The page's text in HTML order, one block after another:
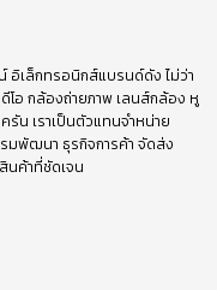
อิเล็กทรอนิกส์แบรนด์ดัง ไม่ว่า
โอ กล้องถ่ายภาพ เลนส์กล้อง หู
รัน เราเป็นตัวแทนจำหน่าย
มพัฒนา ธุรกิจการค้า จัดส่ง
นค้าที่ชัดเจน